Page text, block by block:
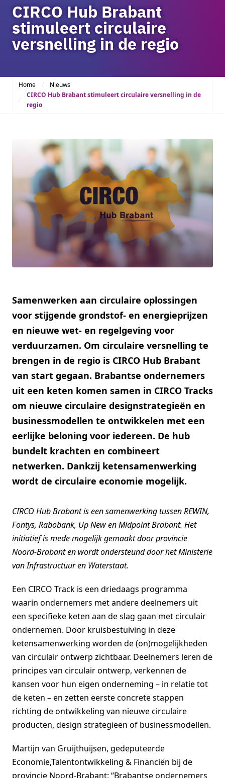
CIRCO Hub Brabant
stimuleert circulaire
versnelling in de regio
Home
Nieuws
CIRCO Hub Brabant stimuleert circulaire versnelling in de
regio
Samenwerken aan circulaire oplossingen
voor stijgende grondstof- en energieprijzen
en nieuwe wet- en regelgeving voor
verduurzamen. Om circulaire versnelling te
brengen in de regio is CIRCO Hub Brabant
van start gegaan. Brabantse ondernemers
uit een keten komen samen in CIRCO Tracks
om nieuwe circulaire designstrategieën en
businessmodellen te ontwikkelen met een
eerlijke beloning voor iedereen. De hub
bundelt krachten en combineert
netwerken. Dankzij ketensamenwerking
wordt de circulaire economie mogelijk.
CIRCO Hub Brabant is een samenwerking tussen REWIN,
Fontys, Rabobank, Up New en Midpoint Brabant. Het
initiatief is mede mogelijk gemaakt door provincie
Noord-Brabant en wordt ondersteund door het Ministerie
van Infrastructuur en Waterstaat.
Een CIRCO Track is een driedaags programma
waarin ondernemers met andere deelnemers uit
een specifieke keten aan de slag gaan met circulair
ondernemen. Door kruisbestuiving in deze
ketensamenwerking worden de (on)mogelijkheden
van circulair ontwerp zichtbaar. Deelnemers leren de
principes van circulair ontwerp, verkennen de
kansen voor hun eigen onderneming – in relatie tot
de keten – en zetten eerste concrete stappen
richting de ontwikkeling van nieuwe circulaire
producten, design strategieën of businessmodellen.
Martijn van Gruijthuijsen, gedeputeerde
Economie,Talentontwikkeling & Financiën bij de
provincie Noord-Brabant: “Brabantse ondernemers